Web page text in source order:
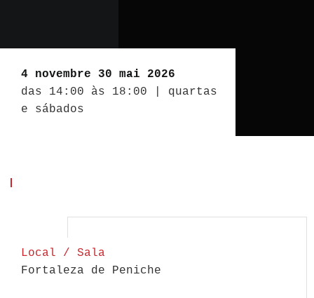
4 novembre 30 mai 2026
das 14:00 às 18:00 | quartas
e sábados
Local / Sala
Fortaleza de Peniche